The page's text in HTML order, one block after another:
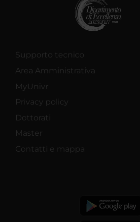
Supporto tecnico
Area Amministrativa
MyUnivr
Privacy policy
Dottorati
Master
Contatti e mappa